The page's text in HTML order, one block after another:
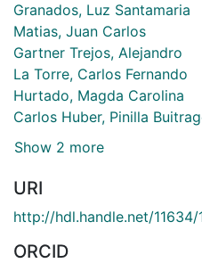
Granados, Luz Santamaria
Matias, Juan Carlos
Gartner Trejos, Alejandro
La Torre, Carlos Fernando
Hurtado, Magda Carolina
Carlos Huber, Pinilla
Show 2 more
URI
http://hdl.handle.net/11634/
ORCID